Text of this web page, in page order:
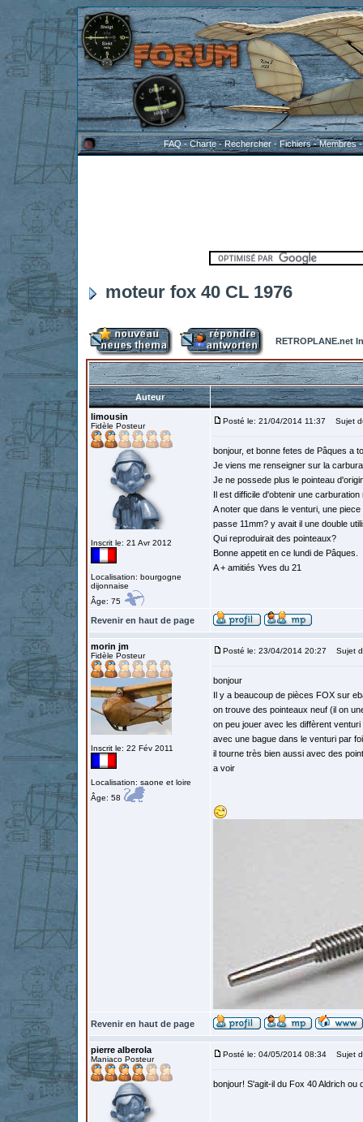
FAQ-Charte-Rechercher-Fichiers-Membres
moteur fox 40 CL 1976
RETROPLANE.net
Auteur
limousin
Fidèle Posteur
Inscrit le: 21 Avr 2012
Localisation: bourgogne
dijonnaise
Âge: 75
Posté le: 21/04/2014 11:37 Sujet
bonjour, et bonne fetes de Pâques a
Je viens me renseigner sur la
Je ne possede plus le pointeau
Il est difficile d'obtenir une
A noter que dans le venturi, une
passe 11mm? y avait il une double
Qui reproduirait des pointeaux?
Bonne appetit en ce lundi de Pâques.
A + amitiés Yves du 21
Revenir en haut de page
morin jm
Fidèle Posteur
Inscrit le: 22 Fév 2011
Localisation: saone et loire
Âge: 58
Posté le: 23/04/2014 20:27 Sujet
bonjour
Il y a beaucoup de pièces FOX sur
on trouve des pointeaux neuf (il on
on peu jouer avec les diffèrent
avec une bague dans le venturi par
il tourne très bien aussi avec des
a voir
Revenir en haut de page
pierre alberola
Maniaco Posteur
Posté le: 04/05/2014 08:34 Sujet
bonjour! S'agit-il du Fox 40 Aldrich